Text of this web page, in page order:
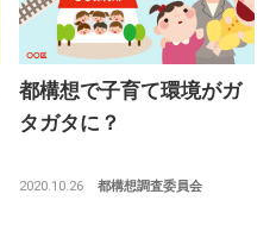
都構想で子育て環境がガ
タガタに？
都構想調査委員会
2020.10.26